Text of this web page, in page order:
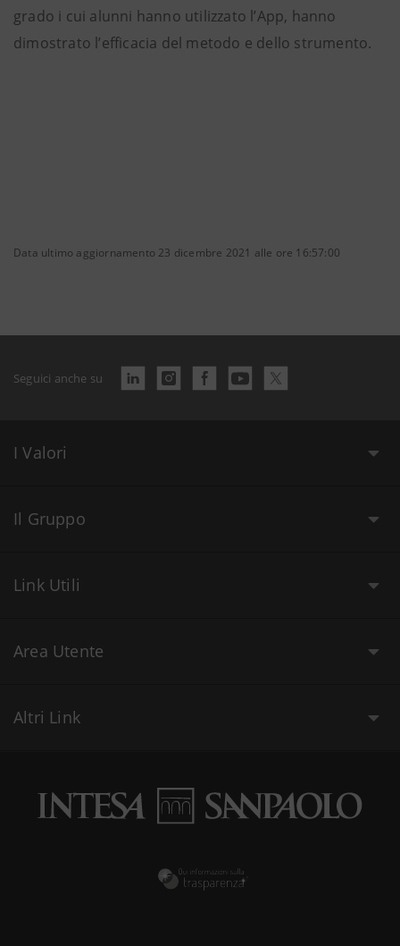
grado i cui alunni hanno utilizzato l’App, hanno
dimostrato l’efficacia del metodo e dello strumento.
Data ultimo aggiornamento 23 dicembre 2021 alle ore 16:57:00
Seguici anche su
I Valori
Il Gruppo
Link Utili
Area Utente
Altri Link